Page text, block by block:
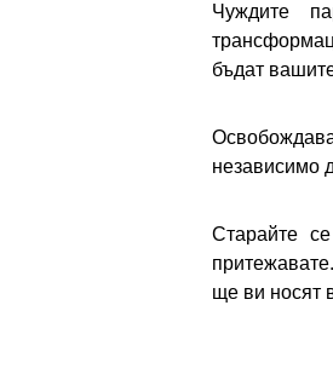
Чуждите
бъдат
независимо
Старайте
ще ви носят